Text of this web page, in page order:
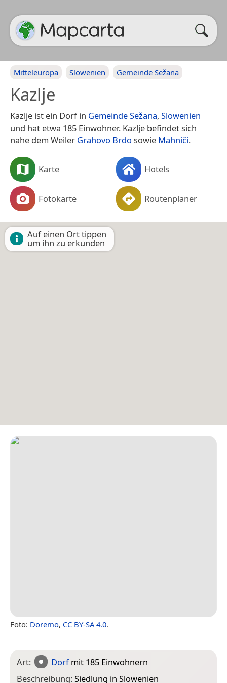
Mitteleuropa Slowenien Gemeinde Sežana
Kazlje
Kazlje ist ein Dorf in Gemeinde Sežana, Slowenien
und hat etwa 185 Einwohner. Kazlje befindet sich
nahe dem Weiler Grahovo Brdo sowie Mahniči.
Karte Hotels
Fotokarte Routenplaner
Auf einen Ort tippen
um ihn zu erkunden
Foto: Doremo, CC BY-SA 4.0.
Art: Dorfmit 185 Einwohnern
Beschreibung:Siedlung in Slowenien